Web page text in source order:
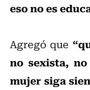
eso no es
Agregó que
no sexista,
mujer siga